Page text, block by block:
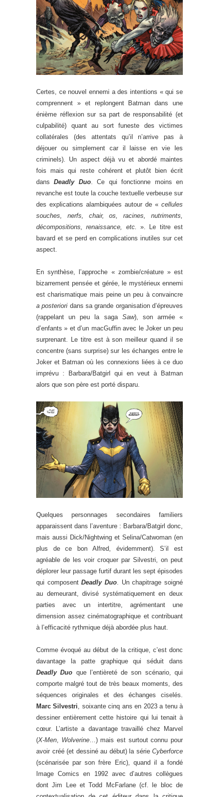
Certes, ce nouvel ennemi a des intentions « qui se
comprennent » et replongent Batman dans une
énième réflexion sur sa part de responsabilité (et
culpabilité) quant au sort funeste des victimes
collatérales (des attentats qu’il n’arrive pas à
déjouer ou simplement car il laisse en vie les
criminels). Un aspect déjà vu et abordé maintes
fois mais qui reste cohérent et plutôt bien écrit
dansDeadly Duo. Ce qui fonctionne moins en
revanche est toute la couche textuelle verbeuse sur
des explications alambiquées autour de « cellules
souches, nerfs, chair, os, racines, nutriments,
décompositions, renaissance, etc. ». Le titre est
bavard et se perd en complications inutiles sur cet
aspect.
En synthèse, l’approche « zombie/créature » est
bizarrement pensée et gérée, le mystérieux ennemi
est charismatique mais peine un peu à convaincre
a posteriori dans sa grande organisation d’épreuves
(rappelant un peu la saga Saw), son armée «
d’enfants » et d’un macGuffin avec le Joker un peu
surprenant. Le titre est à son meilleur quand il se
concentre (sans surprise) sur les échanges entre le
Joker et Batman où les connexions liées à ce duo
imprévu : Barbara/Batgirl qui en veut à Batman
alors que son père est porté disparu.
Quelques personnages secondaires familiers
apparaissent dans l’aventure : Barbara/Batgirl donc,
mais aussi Dick/Nightwing et Selina/Catwoman (en
plus de ce bon Alfred, évidemment). S’il est
agréable de les voir croquer par Silvestri, on peut
déplorer leur passage furtif durant les sept épisodes
qui composentDeadly Duo . Un chapitrage soigné
au demeurant, divisé systématiquement en deux
parties avec un intertitre, agrémentant une
dimension assez cinématographique et contribuant
à l’efficacité rythmique déjà abordée plus haut.
Comme évoqué au début de la critique, c’est donc
davantage la patte graphique qui séduit dans
Deadly Duo que l’entièreté de son scénario, qui
comporte malgré tout de très beaux moments, des
séquences originales et des échanges ciselés.
Marc Silvestri , soixante cinq ans en 2023 a tenu à
dessiner entièrement cette histoire qui lui tenait à
cœur. L’artiste a davantage travaillé chez Marvel
(X-Men Wolverine…) mais est surtout connu pour
avoir créé (et dessiné au début) la série Cyberforce
(scénarisée par son frère Eric), quand il a fondé
Image Comics en 1992 avec d’autres collègues
dont Jim Lee et Todd McFarlane (cf. le bloc de